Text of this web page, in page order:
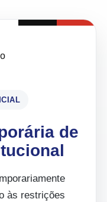
de
às restrições